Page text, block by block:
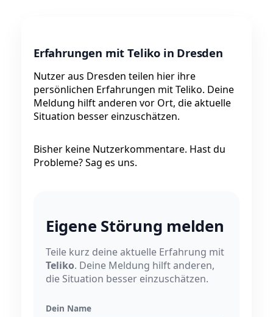
Erfahrungen mit Teliko in Dresden
Nutzer aus Dresden teilen hier ihre
persönlichen Erfahrungen mit Teliko. Deine
Meldung hilft anderen vor Ort, die aktuelle
Situation besser einzuschätzen.
Bisher keine Nutzerkommentare. Hast du
Probleme? Sag es uns.
Eigene Störung melden
Teile kurz deine aktuelle Erfahrung mit
Teliko. Deine Meldung hilft anderen,
die Situation besser einzuschätzen.
Dein Name